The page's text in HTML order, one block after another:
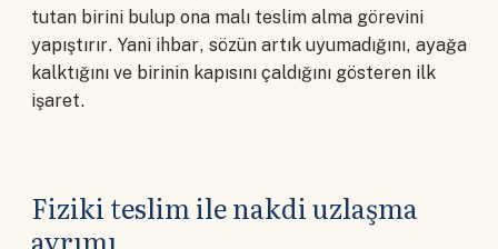
tutan birini bulup ona malı teslim alma görevini
yapıştırır. Yani ihbar, sözün artık uyumadığını, ayağa
kalktığını ve birinin kapısını çaldığını gösteren ilk
işaret.
Fiziki teslim ile nakdi uzlaşma
ayrımı